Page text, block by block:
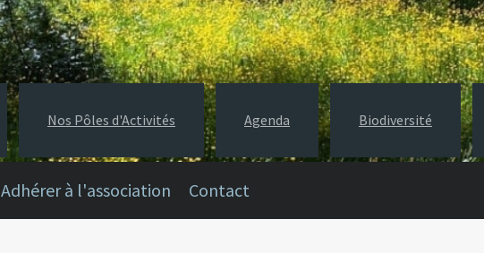
Nos Pôles d'Activités Agenda Biodiversité
Adhérer à l'association Contact